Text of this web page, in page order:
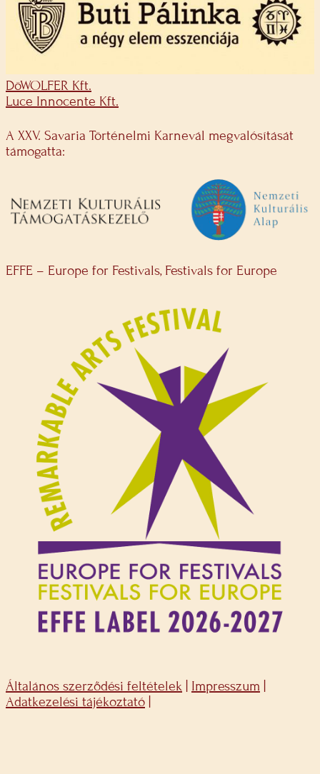
DöWOLFER Kft.
Luce Innocente Kft.
A XXV. Savaria Történelmi Karnevál megvalósítását
támogatta:
EFFE – Europe for Festivals, Festivals for Europe
Általános szerződési feltételek Impresszum
Adatkezelési tájékoztató